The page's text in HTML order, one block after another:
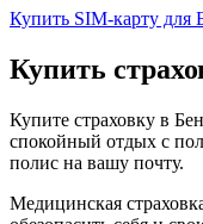
Купить SIM-карту для
Купить
Купите страховку в
спокойный отдых с
полис на вашу почту.
Медицинская